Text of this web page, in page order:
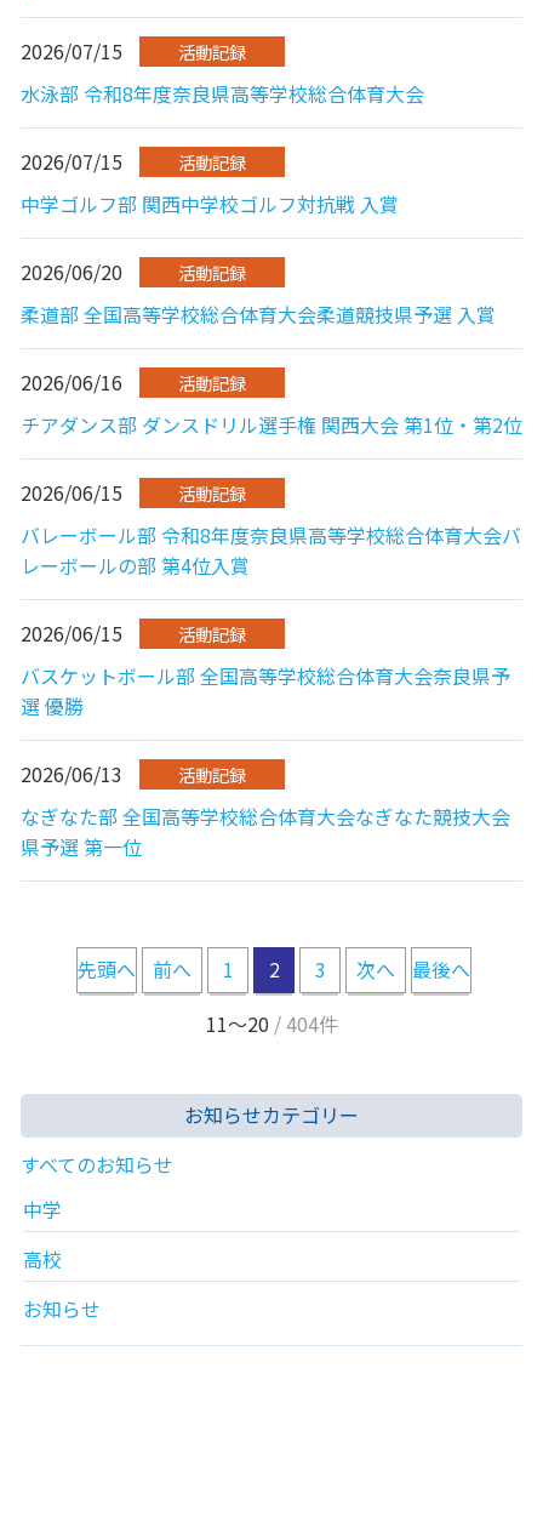
2026/07/15 活動記録
水泳部 令和8年度奈良県高等学校総合体育大会
2026/07/15 活動記録
中学ゴルフ部 関西中学校ゴルフ対抗戦 入賞
2026/06/20 活動記録
柔道部 全国高等学校総合体育大会柔道競技県予選 入賞
2026/06/16 活動記録
チアダンス部 ダンスドリル選手権 関西大会 第1位・第2位
2026/06/15 活動記録
バレーボール部 令和8年度奈良県高等学校総合体育大会バ
レーボールの部 第4位入賞
2026/06/15 活動記録
バスケットボール部 全国高等学校総合体育大会奈良県予
選 優勝
2026/06/13 活動記録
なぎなた部 全国高等学校総合体育大会なぎなた競技大会
県予選 第一位
先頭へ 前へ 1 2 3 次へ
最後へ
11〜20 / 404件
お知らせカテゴリー
すべてのお知らせ
中学
高校
お知らせ